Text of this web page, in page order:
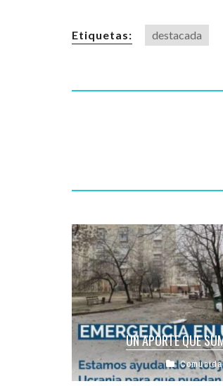
Etiquetas: destacada
UN APORTE QUE
El Centro Unión se sumó a la
Hayesod mundial para